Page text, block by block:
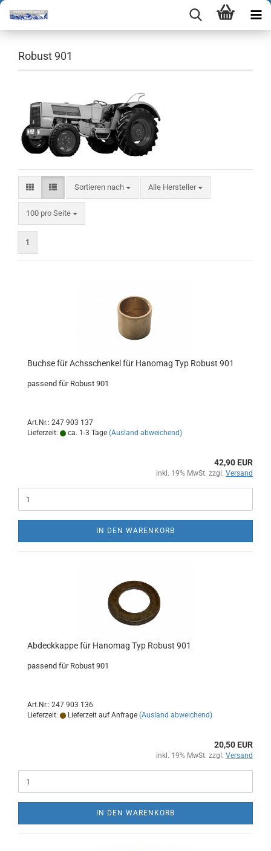
Robust 901
Sortieren nach
Sortieren nach Alle Hersteller
100 pro Seite
pro Seite
1
Buchse für Achsschenkel für Hanomag Typ Robust 901
passend für Robust 901
Art.Nr.: 247 903 137
Lieferzeit:
ca. 1-3 Tage (Ausland abweichend)
42,90 EUR
inkl. 19% MwSt. zzgl. Versand
IN DEN WARENKORB
Abdeckkappe für Hanomag Typ Robust 901
passend für Robust 901
Art.Nr.: 247 903 136
Lieferzeit:
Lieferzeit auf Anfrage (Ausland abweichend)
20,50 EUR
inkl. 19% MwSt. zzgl. Versand
IN DEN WARENKORB